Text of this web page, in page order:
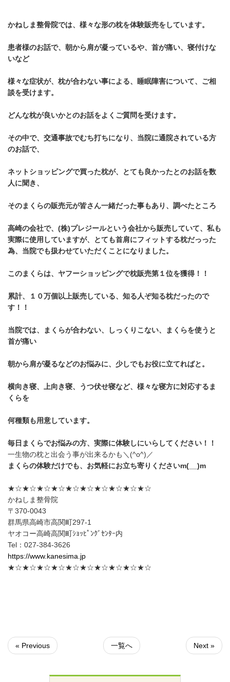
かねしま整骨院では、様々な形の枕を体験販売をしています。
患者様のお話で、朝から肩が凝っているや、首が痛い、寝付けな
いなど
様々な症状が、枕が合わない事による、睡眠障害について、ご相
談を受けます。
どんな枕が良いかとのお話をよくご質問を受けます。
その中で、交通事故でむち打ちになり、当院に通院されている方
のお話で、
ネットショッピングで買った枕が、とても良かったとのお話を数
人に聞き、
そのまくらの販売元が皆さん一緒だった事もあり、調べたところ
高崎の会社で、(株)プレジールという会社から販売していて、私も
実際に使用していますが、とても首肩にフィットする枕だっった
為、当院でも扱わせていただくことになりました。
このまくらは、ヤフーショッピングで枕販売第１位を獲得！！
累計、１０万個以上販売している、知る人ぞ知る枕だったので
す！！
当院では、まくらが合わない、しっくりこない、まくらを使うと
首が痛い
朝から肩が凝るなどのお悩みに、少しでもお役に立てればと。
横向き寝、上向き寝、うつ伏せ寝など、様々な寝方に対応するま
くらを
何種類も用意しています。
毎日まくらでお悩みの方、実際に体験しにいらしてください！！
一生物の枕と出会う事が出来るかも＼(^o^)／
まくらの体験だけでも、お気軽にお立ち寄りくださいm(__)m
★☆★☆★☆★☆★☆★☆★☆★☆★☆★☆
かねしま整骨院
〒370-0043
群馬県高崎市高関町297-1
ヤオコー高崎高関町ｼｮｯﾋﾟﾝｸﾞｾﾝﾀｰ内
Tel：027-384-3626
https://www.kanesima.jp
★☆★☆★☆★☆★☆★☆★☆★☆★☆★☆
« Previous 一覧へ Next »